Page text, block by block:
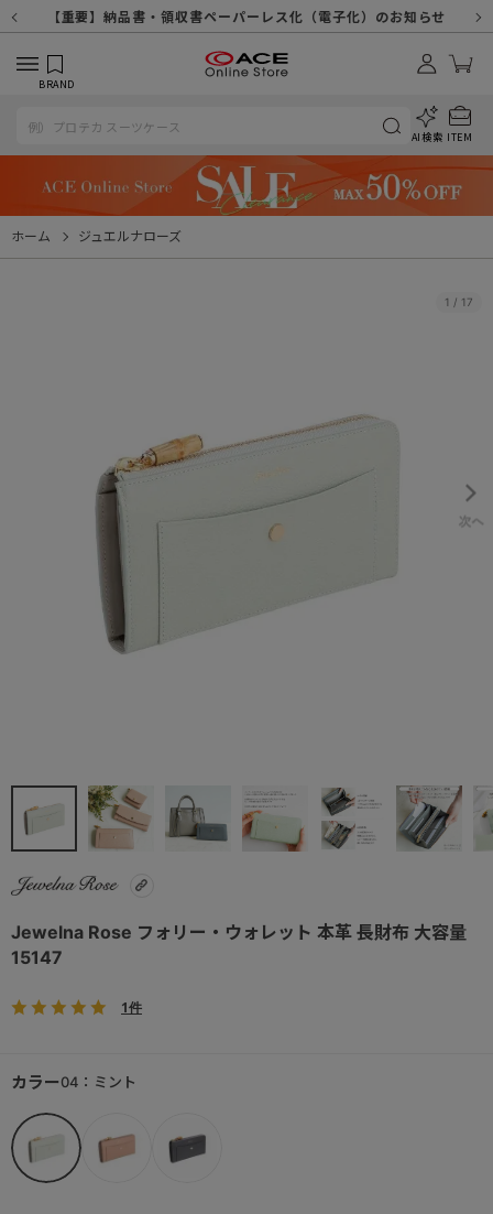
【重要】令和８年熊本地震に伴う配送への影響について
【重要】納品書・領収書ペーパーレス化（電子化）のお知らせ
【重要】天候不良や交通状況・物量増等に伴う配送への影響について
【重要】悪質な詐欺サイトにご注意ください
【重要】各種メールが届かない場合に関しまして
【重要】お問い合わせのご対応に関しまして
【重要】SNSのなりすまし詐欺にご注意ください
BRAND
AI検索 ITEM
ホーム ジュエルナローズ
1 / 17
Jewelna Rose フォリー・ウォレット 本革 長財布 大容量
15147
1件
カラー04：ミント